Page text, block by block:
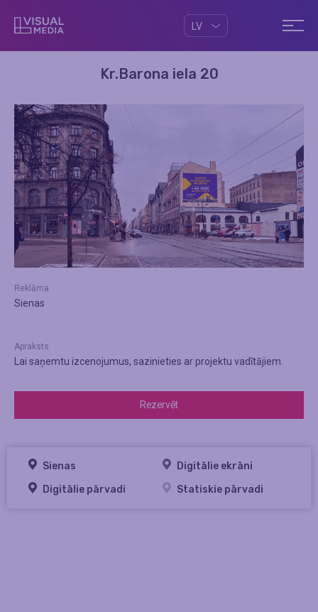
LV
Kr.Barona iela 20
Reklāma
Sienas
Apraksts
Lai saņemtu izcenojumus, sazinieties ar projektu vadītājiem.
Rezervēt
Sienas
Digitālie ekrāni
Digitālie pārvadi
Statiskie pārvadi